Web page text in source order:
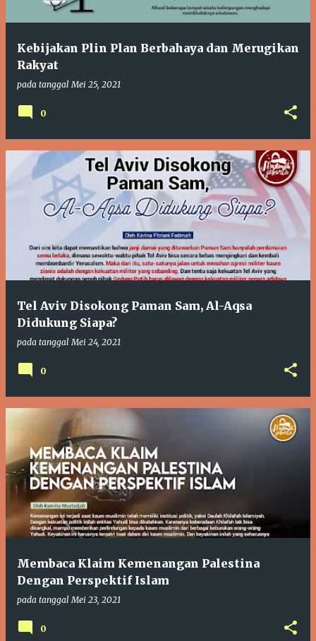
Kebijakan Plin Plan Berbahaya dan Merugikan
Rakyat
pada tanggalMei 25, 2021
0
Tel Aviv Disokong Paman Sam, Al-Aqsa
Didukung Siapa?
pada tanggalMei 24, 2021
0
Membaca Klaim Kemenangan Palestina
Dengan Perspektif Islam
pada tanggalMei 23, 2021
0